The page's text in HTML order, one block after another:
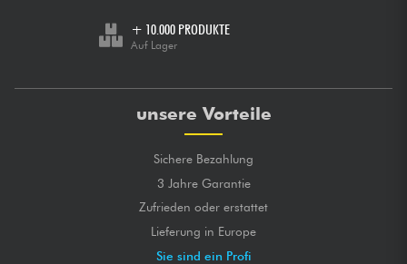
+ 10.000 PRODUKTE
Auf Lager
unsere Vorteile
Sichere Bezahlung
3 Jahre Garantie
Zufrieden oder erstattet
Lieferung in Europe
Sie sind ein Profi